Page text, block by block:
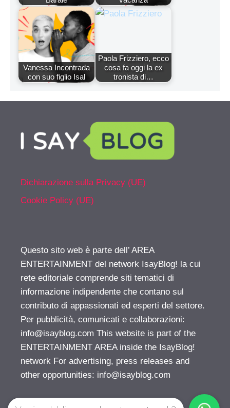
Vanessa Incontrada
con suo figlio Isal
Paola Frizziero, ecco
cosa fa oggi la ex
tronista di…
Dichiarazione sulla Privacy (UE)
Cookie Policy (UE)
Questo sito web è parte dell’ AREA
ENTERTAINMENT del network IsayBlog! la cui
rete editoriale comprende siti tematici di
informazione indipendente che contano sul
contributo di appassionati ed esperti del settore.
Per pubblicità, comunicati e collaborazioni:
info@isayblog.com This website is part of the
ENTERTAINMENT AREA inside the IsayBlog!
network For advertising, press releases and
other opportunities: info@isayblog.com